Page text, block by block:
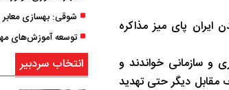
ایران پای میز مذاکره
و سازمانی خواندند و
مقابل دیگر حتی تهدید
انتخاب سردبیر